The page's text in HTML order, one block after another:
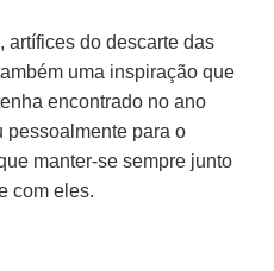
artífices do descarte das
uma inspiração que
encontrado no ano
pessoalmente para o
manter-se sempre junto
com eles.